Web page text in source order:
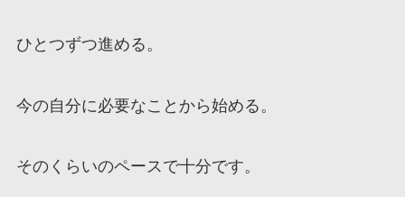
ひとつずつ進める。
今の自分に必要なことから始める。
そのくらいのペースで十分です。